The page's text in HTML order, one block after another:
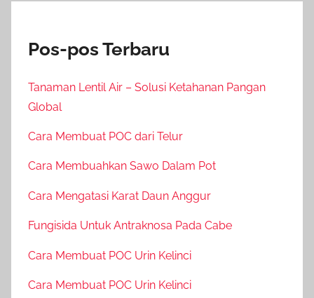
Pos-pos Terbaru
Tanaman Lentil Air – Solusi Ketahanan Pangan
Global
Cara Membuat POC dari Telur
Cara Membuahkan Sawo Dalam Pot
Cara Mengatasi Karat Daun Anggur
Fungisida Untuk Antraknosa Pada Cabe
Cara Membuat POC Urin Kelinci
Cara Membuat POC Urin Kelinci